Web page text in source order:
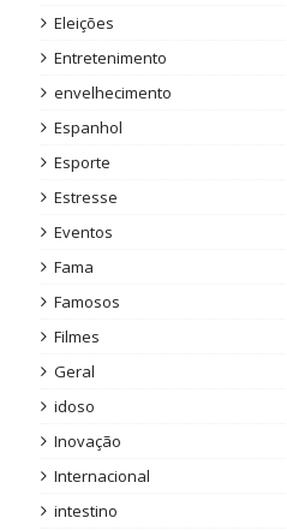
Eleições
Entretenimento
envelhecimento
Espanhol
Esporte
Estresse
Eventos
Fama
Famosos
Filmes
Geral
idoso
Inovação
Internacional
intestino